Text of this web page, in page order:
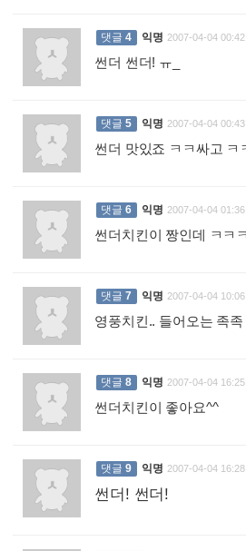
댓글 4 익명 2007-04-04
썬더 썬더! ㅠ_
댓글 5 익명 2007-04-04
썬더 맛있죠 ㅋㅋ싸고
댓글 6 익명 2007-04-04
썬더치킨이 짱인데 ㅋㅋㅋ
댓글 7 익명 2007-04-04
영풍치킨.. 들어오는 족
댓글 8 익명 2007-04-04
썬더치킨이 좋아요^^
댓글 9 익명 2007-04-04
썬더! 썬더!